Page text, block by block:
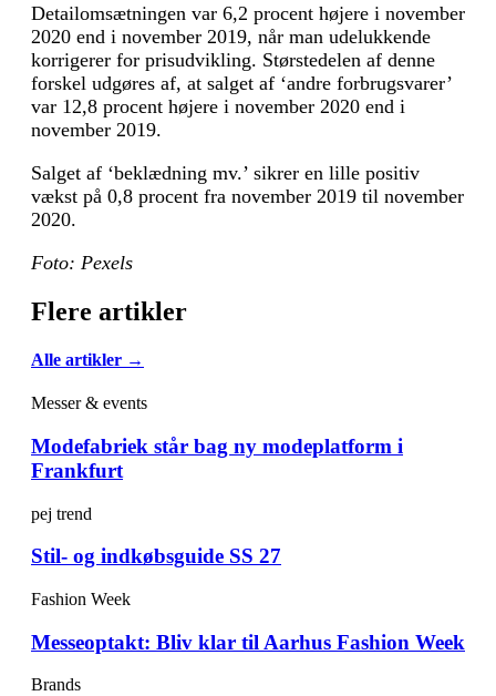
Detailomsætningen var 6,2 procent højere i november
2020 end i november 2019, når man udelukkende
korrigerer for prisudvikling. Størstedelen af denne
forskel udgøres af, at salget af ‘andre forbrugsvarer’
var 12,8 procent højere i november 2020 end i
november 2019.
Salget af ‘beklædning mv.’ sikrer en lille positiv
vækst på 0,8 procent fra november 2019 til november
2020.
Foto: Pexels
Flere artikler
Alle artikler →
Messer & events
Modefabriek står bag ny modeplatform i
Frankfurt
pej trend
Stil- og indkøbsguide SS 27
Fashion Week
Messeoptakt: Bliv klar til Aarhus Fashion Week
Brands